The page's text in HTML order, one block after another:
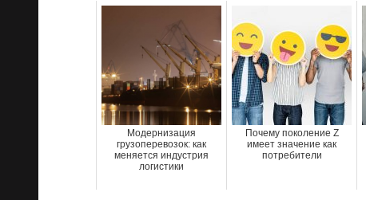
Модернизация
грузоперевозок: как
меняется индустрия
логистики
Почему поколение Z
имеет значение как
потребители